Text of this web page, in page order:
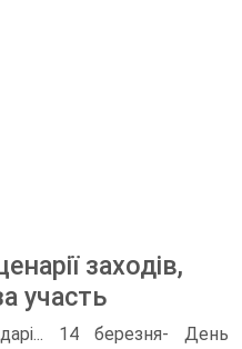
заходів,
участь
14 березня- День